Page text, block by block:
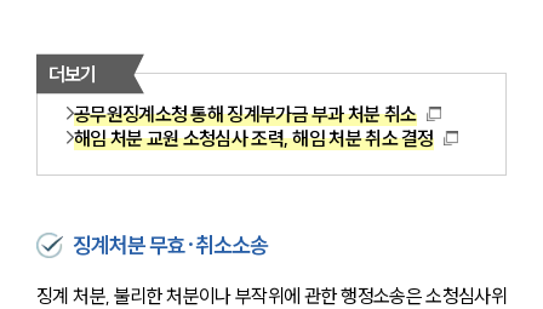
더보기
공무원징계소청 통해 징계부가금 부과 처분 취소
해임 처분 교원 소청심사 조력, 해임 처분 취소 결정
징계처분 무효·취소소송
징계 처분, 불리한 처분이나 부작위에 관한 행정소송은 소청심사위